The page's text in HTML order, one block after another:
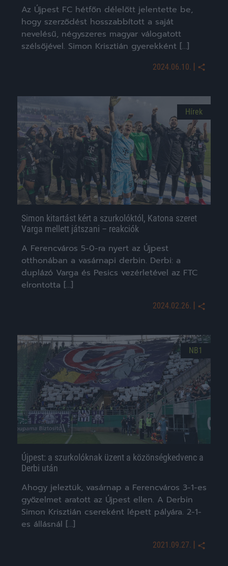
Az Újpest FC hétfőn délelőtt jelentette be,
hogy szerződést hosszabbított a saját
nevelésű, négyszeres magyar válogatott
szélsőjével. Simon Krisztián gyerekként […]
2024.06.10. |
Hírek
Simon kitartást kért a szurkolóktól, Katona szeret
Varga mellett játszani – reakciók
A Ferencváros 5-0-ra nyert az Újpest
otthonában a vasárnapi derbin. Derbi: a
duplázó Varga és Pesics vezérletével az FTC
elrontotta […]
2024.02.26. |
NB1
Újpest: a szurkolóknak üzent a közönségkedvenc a
Derbi után
Ahogy jeleztük, vasárnap a Ferencváros 3-1-es
győzelmet aratott az Újpest ellen. A Derbin
Simon Krisztián csereként lépett pályára. 2-1-
es állásnál […]
2021.09.27. |